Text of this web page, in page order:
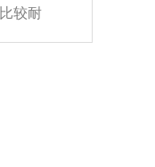
动性，
产生异
和球头
较耐